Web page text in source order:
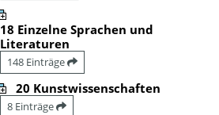
18 Einzelne Sprachen und
Literaturen
148 Einträge
20 Kunstwissenschaften
8 Einträge